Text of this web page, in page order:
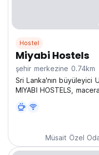
Hostel
Miyabi Hostels
şehir merkezine 0.74km
Sri Lanka'nın büyüleyici
MIYABI HOSTELS,
iyi hostellerden biridir.
Müsait Özel